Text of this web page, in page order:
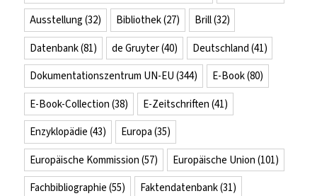
Ausstellung (32) Bibliothek(27) Brill(32)
Datenbank(81) de Gruyter(40) Deutschland (41)
Dokumentationszentrum UN-EU (344) E-Book(80)
E-Book-Collection (38) E-Zeitschriften (41)
Enzyklopädie (43) Europa (35)
Europäische Kommission (57) Europäische Union (101)
Fachbibliographie (55) Faktendatenbank(31)